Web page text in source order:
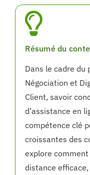
Résumé du
Dans le cadre du
Négociation et
Client, savoir
d’assistance en
compétence clé
croissantes des
explore
distance